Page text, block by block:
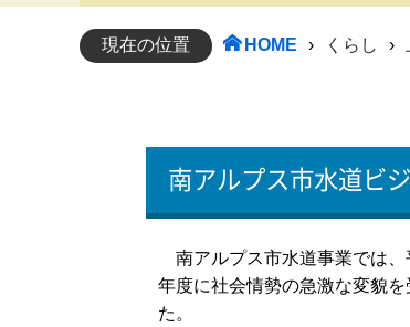
現在の位置 HOME › くらし ›
南アルプス市水道ビ
南アルプス市水道事業では、
年度に社会情勢の急激な変貌
た。